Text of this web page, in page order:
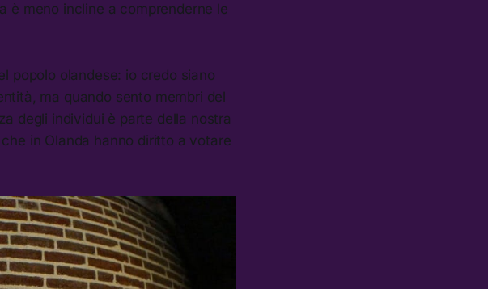
è meno incline a comprenderne le
popolo olandese: io credo siano
ma quando sento membri del
degli individui è parte della nostra
in Olanda hanno diritto a votare